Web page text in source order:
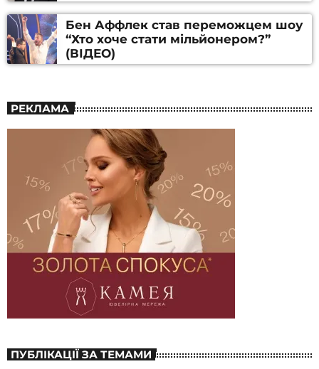
Бен Аффлек став переможцем шоу
“Хто хоче стати мільйонером?”
(ВІДЕО)
РЕКЛАМА
ПУБЛІКАЦІЇ ЗА ТЕМАМИ